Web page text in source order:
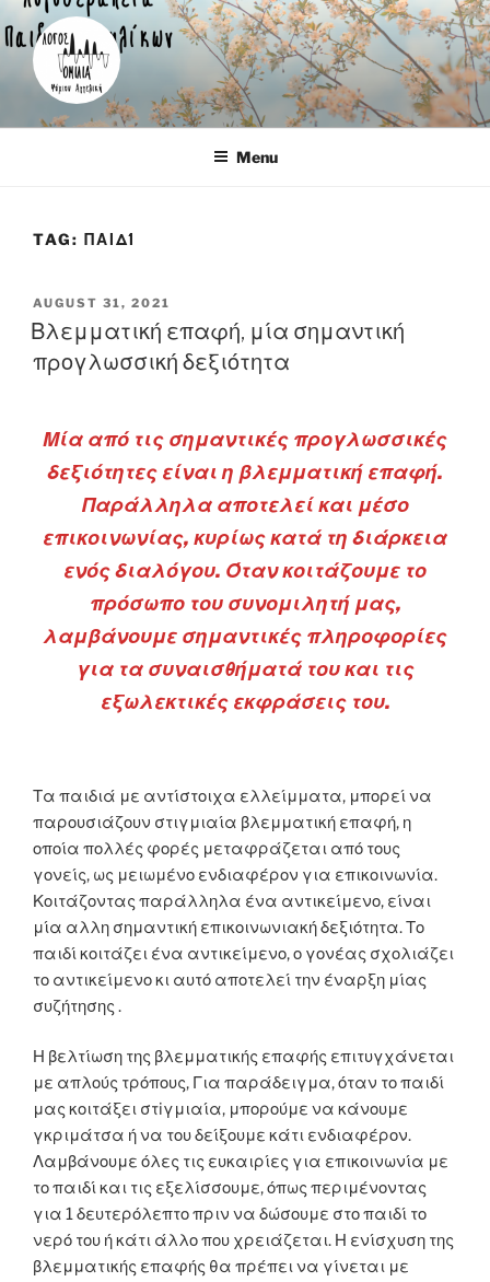
Skip
to
content
Λογοθεραπεύτρια – Καρέας
Menu
TAG: ΠΑΙΔΊ
POSTED
ON
AUGUST 31, 2021
Βλεμματική επαφή, μία σημαντική
προγλωσσική δεξιότητα
Μία από τις σημαντικές προγλωσσικές
δεξιότητες είναι η βλεμματική επαφή.
Παράλληλα αποτελεί και μέσο
επικοινωνίας, κυρίως κατά τη διάρκεια
ενός διαλόγου. Όταν κοιτάζουμε το
πρόσωπο του συνομιλητή μας,
λαμβάνουμε σημαντικές πληροφορίες
για τα συναισθήματά του και τις
εξωλεκτικές εκφράσεις του.
Τα παιδιά με αντίστοιχα ελλείμματα, μπορεί να
παρουσιάζουν στιγμιαία βλεμματική επαφή, η
οποία πολλές φορές μεταφράζεται από τους
γονείς, ως μειωμένο ενδιαφέρον για επικοινωνία.
Κοιτάζοντας παράλληλα ένα αντικείμενο, είναι
μία αλλη σημαντική επικοινωνιακή δεξιότητα. Το
παιδί κοιτάζει ένα αντικείμενο, ο γονέας σχολιάζει
το αντικείμενο κι αυτό αποτελεί την έναρξη μίας
συζήτησης .
Η βελτίωση της βλεμματικής επαφής επιτυγχάνεται
με απλούς τρόπους, Για παράδειγμα, όταν το παιδί
μας κοιτάξει στiγμιαία, μπορούμε να κάνουμε
γκριμάτσα ή να του δείξουμε κάτι ενδιαφέρον.
Λαμβάνουμε όλες τις ευκαιρίες για επικοινωνία με
το παιδί και τις εξελίσσουμε, όπως περιμένοντας
για 1 δευτερόλεπτο πριν να δώσουμε στο παιδί το
νερό του ή κάτι άλλο που χρειάζεται. Η ενίσχυση της
βλεμματικής επαφής θα πρέπει να γίνεται με